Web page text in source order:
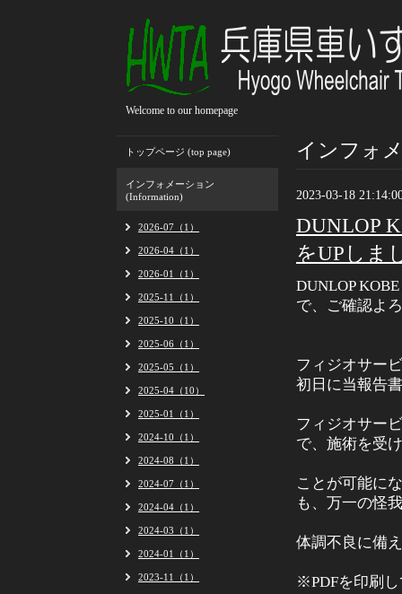
Welcome to our homepage
インフォ
2023-03-18
DUNLOP
をUPしま
DUNLOP
で、ご確認よ
フィジオサー
初日に当報告
フィジオサー
で、施術を受
ことが可能に
も、万一の怪
体調不良に備
※PDFを印刷
トップページ (top page)
インフォメーション
(Information)
2026-07（1）
2026-04（1）
2026-01（1）
2025-11（1）
2025-10（1）
2025-06（1）
2025-05（1）
2025-04（10）
2025-01（1）
2024-10（1）
2024-08（1）
2024-07（1）
2024-04（1）
2024-03（1）
2024-01（1）
2023-11（1）